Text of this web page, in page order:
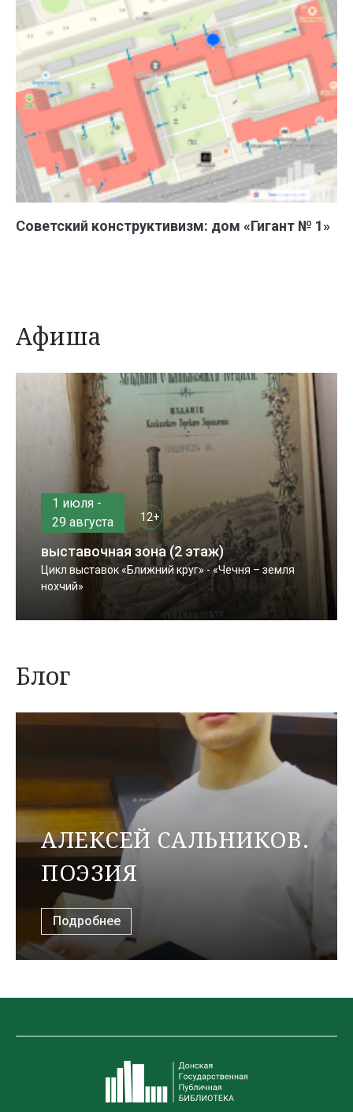
Советский конструктивизм: дом «Гигант № 1»
Афиша
1 июля -
29 августа
12+
выставочная зона (2 этаж)
Цикл выставок «Ближний круг» - «Чечня – земля
нохчий»
Блог
АЛЕКСЕЙ САЛЬНИКОВ.
ПОЭЗИЯ
Подробнее